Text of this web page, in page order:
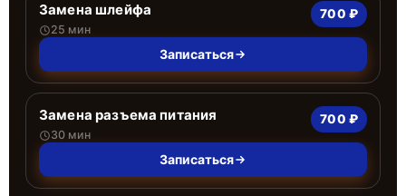
Замена шлейфа
25 мин
700 ₽
Записаться
Замена разъема питания
30 мин
700 ₽
Записаться